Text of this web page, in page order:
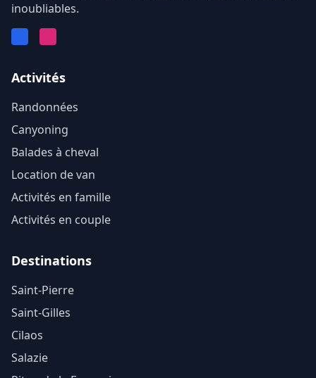
inoubliables.
Activités
Randonnées
Canyoning
Balades à cheval
Location de van
Activités en famille
Activités en couple
Destinations
Saint-Pierre
Saint-Gilles
Cilaos
Salazie